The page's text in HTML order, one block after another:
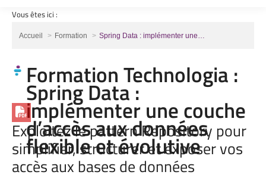
Vous êtes ici :
Vous êtes ici :
Accueil Formation Spring Data : implémenter une…
Formation Technologia :
Spring Data :
implémenter une couche
d’accès aux données
flexible et évolutive
Exploitez le pattern Repository pour
simplifier, structurer et exposer vos
accès aux bases de données